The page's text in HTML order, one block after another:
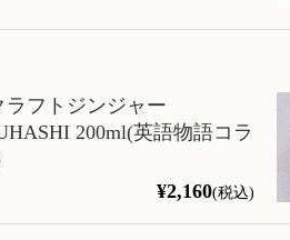
ラフトジンジャー
200ml(英語物語コラ
¥2,160(税込)